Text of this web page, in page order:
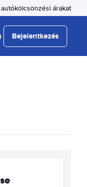
árakat
Bejelentkezés